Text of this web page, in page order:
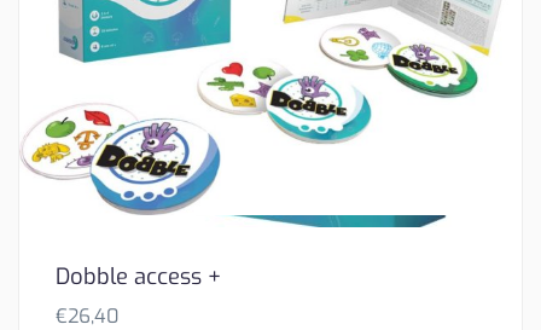
Dobble access +
€26,40